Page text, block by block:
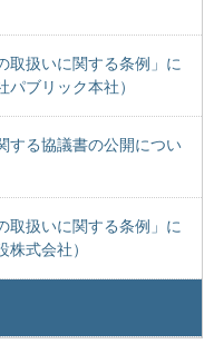
取扱いに関する条例」に
ブリック本社）
する協議書の公開につい
取扱いに関する条例」に
式会社）